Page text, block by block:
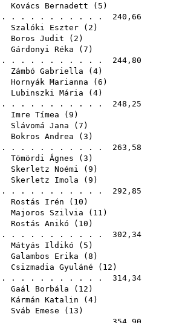
Kovács Bernadett ( 5 )
. . . . . . . . . . . 240,66
Szalóki Eszter ( 2 )
Boros Judit ( 2 )
Gárdonyi Réka ( 7 )
. . . . . . . . . . . 244,80
Zámbó Gabriella ( 4)
Hornyák Marianna ( 6 )
Lubinszki Mária ( 4)
. . . . . . . . . . . 248,25
Imre Tímea ( 9 )
Slávomá Jana ( 7 )
Bokros Andrea ( 3 )
. . . . . . . . . . . 263,58
Tömördi Ágnes ( 3 )
Skerletz Noémi ( 9 )
Skerletz Imola ( 9 )
. . . . . . . . . . . 292,85
Rostás Irén ( 10 )
Majoros Szilvia ( 11 )
Rostás Anikó ( 10 )
. . . . . . . . . . . 302,34
Mátyás Ildikó ( 5 )
Galambos Erika ( 8 )
Csizmadia Gyuláné ( 12 )
. . . . . . . . . . . 314,34
Gaál Borbála ( 12 )
Kármán Katalin ( 4)
Sváb Emese ( 13 )